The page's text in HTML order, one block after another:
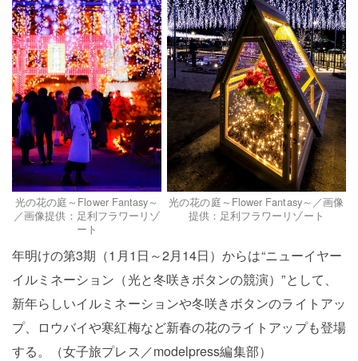
光の花の庭～Flower Fantasy～
／画像提供：足利フラワーリゾ
ート
光の花の庭～Flower Fantasy～／画像
提供：足利フラワーリゾート
年明けの第3期（1月1日～2月14日）からは“ニューイヤー
イルミネーション（光と冬咲きボタンの競演）”として、
新年らしいイルミネーションや冬咲きボタンのライトアッ
プ、ロウバイや寒紅梅など新春の花のライトアップも登場
する。（女子旅プレス／modelpress編集部）